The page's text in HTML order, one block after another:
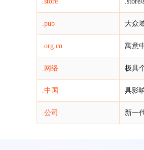
.pub 大众
.org.cn 寓意
.网络 极具
.中国 具影
.公司 新一